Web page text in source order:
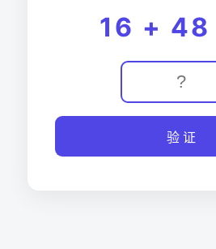
16 + 48
验 证